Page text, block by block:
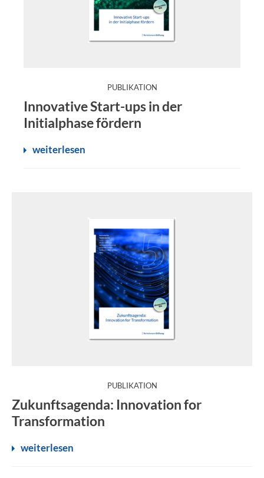
PUBLIKATION:
Innovative Start-ups in der
Initialphase fördern
Start-ups sind Trendsetter des Wandels. Sie
weiterlesen
PUBLIKATION:
Zukunftsagenda: Innovation for
Transformation
Innovation ist einer der wichtigsten Schlüssel zu
weiterlesen